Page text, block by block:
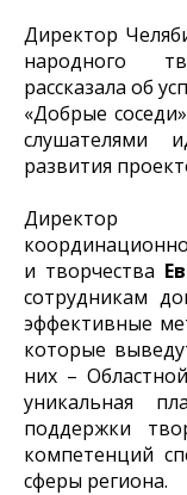
Директор
народного
рассказала об
«Добрые
слушателями
развития
Директор
и творчества
сотрудникам
эффективные
которые
них –
уникальная
поддержки
компетенций
сферы региона.